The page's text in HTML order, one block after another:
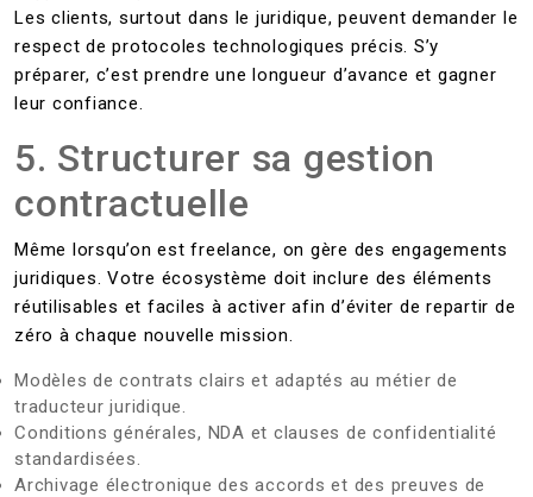
Les clients, surtout dans le juridique, peuvent demander le
respect de protocoles technologiques précis. S’y
préparer, c’est prendre une longueur d’avance et gagner
leur confiance.
5. Structurer sa gestion
contractuelle
Même lorsqu’on est freelance, on gère des engagements
juridiques. Votre écosystème doit inclure des éléments
réutilisables et faciles à activer afin d’éviter de repartir de
zéro à chaque nouvelle mission.
Modèles de contrats clairs et adaptés au métier de
traducteur juridique.
Conditions générales, NDA et clauses de confidentialité
standardisées.
Archivage électronique des accords et des preuves de